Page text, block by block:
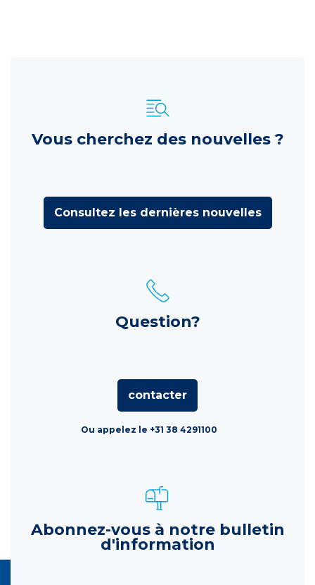
Vous cherchez des nouvelles ?
Consultez les dernières nouvelles
Question?
contacter
Ou appelez le +31 38 4291100
Abonnez-vous à notre bulletin
d'information